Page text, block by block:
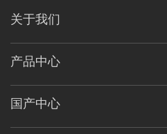
关于我们
产品中心
国产中心